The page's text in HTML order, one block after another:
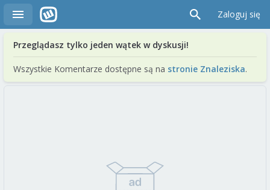
Zaloguj się
Przeglądasz tylko jeden wątek w dyskusji!
Wszystkie Komentarze dostępne są na stronie Znaleziska.